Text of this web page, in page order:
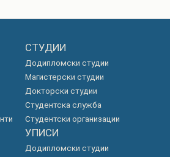
СТУДИИ
Додипломски студии
Магистерски студии
Докторски студии
Студентска служба
Студентски организации
УПИСИ
Додипломски студии